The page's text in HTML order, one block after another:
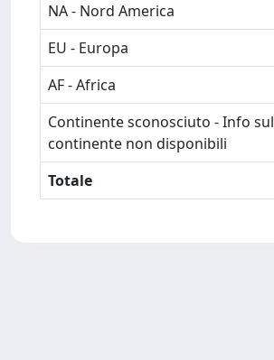
NA - Nord America
EU - Europa
AF - Africa
Continente sconosciuto - Info sul
continente non disponibili
Totale